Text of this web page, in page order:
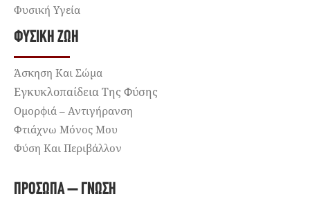
Φυσική Υγεία
ΦΥΣΙΚΉ ΖΩΉ
Άσκηση Και Σώμα
Εγκυκλοπαίδεια Της Φύσης
Ομορφιά – Αντιγήρανση
Φτιάχνω Μόνος Μου
Φύση Και Περιβάλλον
ΠΡΌΣΩΠΑ – ΓΝΏΣΗ